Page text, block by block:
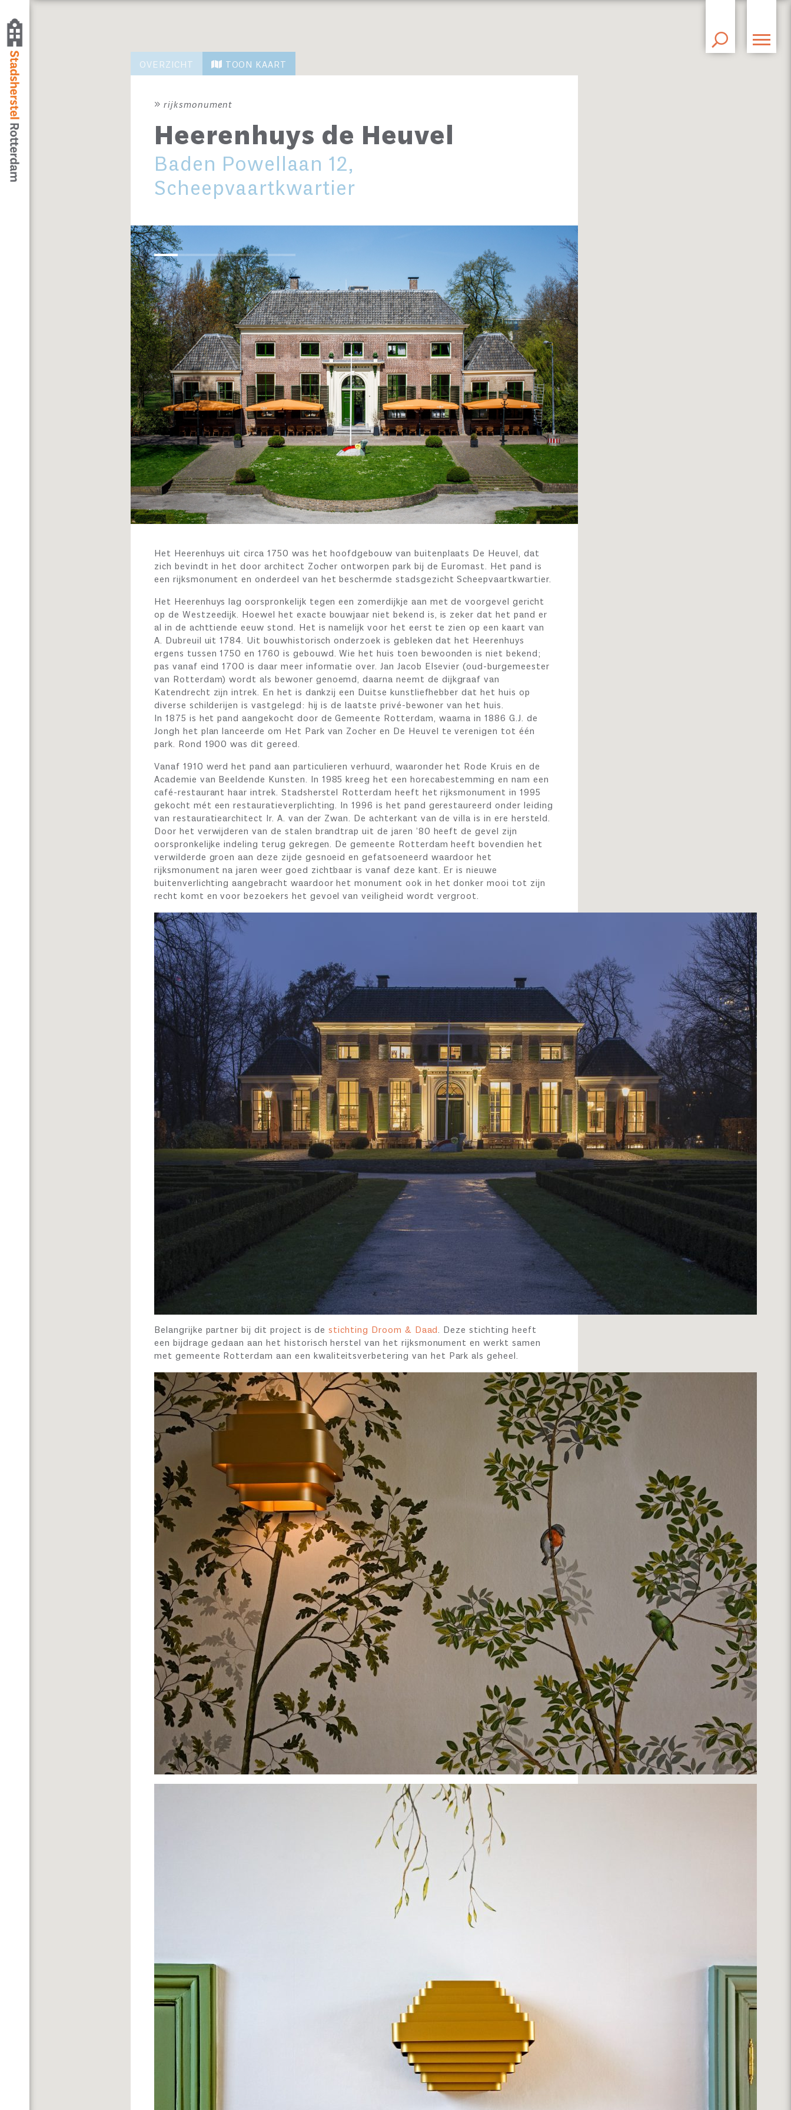
OVERZICHT TOON KAART
rijksmonument
Heerenhuys de Heuvel
Baden Powellaan 12,
Scheepvaartkwartier
Het Heerenhuys uit circa 1750 was het hoofdgebouw van buitenplaats De Heuvel, dat
zich bevindt in het door architect Zocher ontworpen park bij de Euromast. Het pand is
een rijksmonument en onderdeel van het beschermde stadsgezicht Scheepvaartkwartier.
Het Heerenhuys lag oorspronkelijk tegen een zomerdijkje aan met de voorgevel gericht
op de Westzeedijk. Hoewel het exacte bouwjaar niet bekend is, is zeker dat het pand er
al in de achttiende eeuw stond. Het is namelijk voor het eerst te zien op een kaart van
A. Dubreuil uit 1784. Uit bouwhistorisch onderzoek is gebleken dat het Heerenhuys
ergens tussen 1750 en 1760 is gebouwd. Wie het huis toen bewoonden is niet bekend;
pas vanaf eind 1700 is daar meer informatie over. Jan Jacob Elsevier (oud-burgemeester
van Rotterdam) wordt als bewoner genoemd, daarna neemt de dijkgraaf van
Katendrecht zijn intrek. En het is dankzij een Duitse kunstliefhebber dat het huis op
diverse schilderijen is vastgelegd: hij is de laatste privé-bewoner van het huis.
In 1875 is het pand aangekocht door de Gemeente Rotterdam, waarna in 1886 G.J. de
Jongh het plan lanceerde om Het Park van Zocher en De Heuvel te verenigen tot één
park. Rond 1900 was dit gereed.
Vanaf 1910 werd het pand aan particulieren verhuurd, waaronder het Rode Kruis en de
Academie van Beeldende Kunsten. In 1985 kreeg het een horecabestemming en nam een
café-restaurant haar intrek. Stadsherstel Rotterdam heeft het rijksmonument in 1995
gekocht mét een restauratieverplichting. In 1996 is het pand gerestaureerd onder leiding
van restauratiearchitect Ir. A. van der Zwan. De achterkant van de villa is in ere hersteld.
Door het verwijderen van de stalen brandtrap uit de jaren ’80 heeft de gevel zijn
oorspronkelijke indeling terug gekregen. De gemeente Rotterdam heeft bovendien het
verwilderde groen aan deze zijde gesnoeid en gefatsoeneerd waardoor het
rijksmonument na jaren weer goed zichtbaar is vanaf deze kant. Er is nieuwe
buitenverlichting aangebracht waardoor het monument ook in het donker mooi tot zijn
recht komt en voor bezoekers het gevoel van veiligheid wordt vergroot.
Belangrijke partner bij dit project is destichting Droom & Daad. Deze stichting heeft
een bijdrage gedaan aan het historisch herstel van het rijksmonument en werkt samen
met gemeente Rotterdam aan een kwaliteitsverbetering van het Park als geheel.